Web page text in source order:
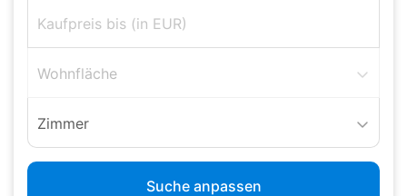
Wohnfläche
Zimmer
Suche anpassen